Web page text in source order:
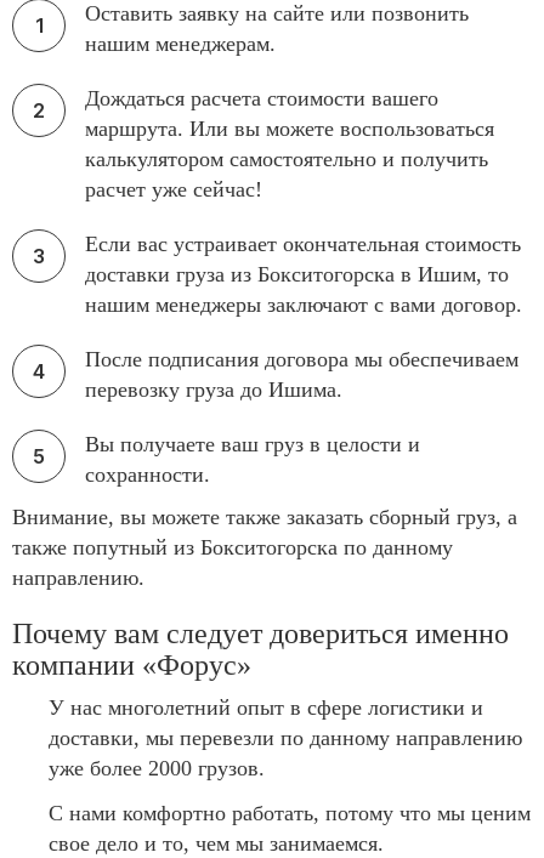
Оставить заявку на сайте или позвонить
нашим менеджерам.
Дождаться расчета стоимости вашего
маршрута. Или вы можете воспользоваться
калькулятором самостоятельно и получить
расчет уже сейчас!
Если вас устраивает окончательная стоимость
доставки груза из Бокситогорска в Ишим, то
нашим менеджеры заключают с вами договор.
После подписания договора мы обеспечиваем
перевозку груза до Ишима.
Вы получаете ваш груз в целости и
сохранности.
Внимание, вы можете также заказать сборный груз, а
также попутный из Бокситогорска по данному
направлению.
Почему вам следует довериться именно
компании «Форус»
У нас многолетний опыт в сфере логистики и
доставки, мы перевезли по данному направлению
уже более 2000 грузов.
С нами комфортно работать, потому что мы ценим
свое дело и то, чем мы занимаемся.